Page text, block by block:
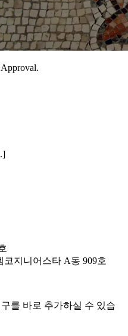
지니어스타 A동 909호
를 바로 추가하실 수 있습